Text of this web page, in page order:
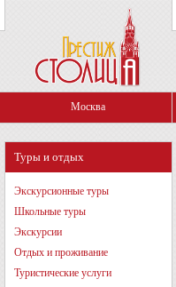
Москва
Туры и отдых
Экскурсионные туры
Школьные туры
Экскурсии
Отдых и проживание
Туристические услуги